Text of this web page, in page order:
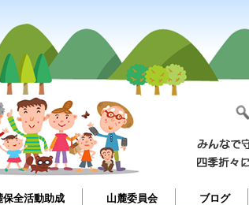
保全活動助成 山麓委員会 ブログ